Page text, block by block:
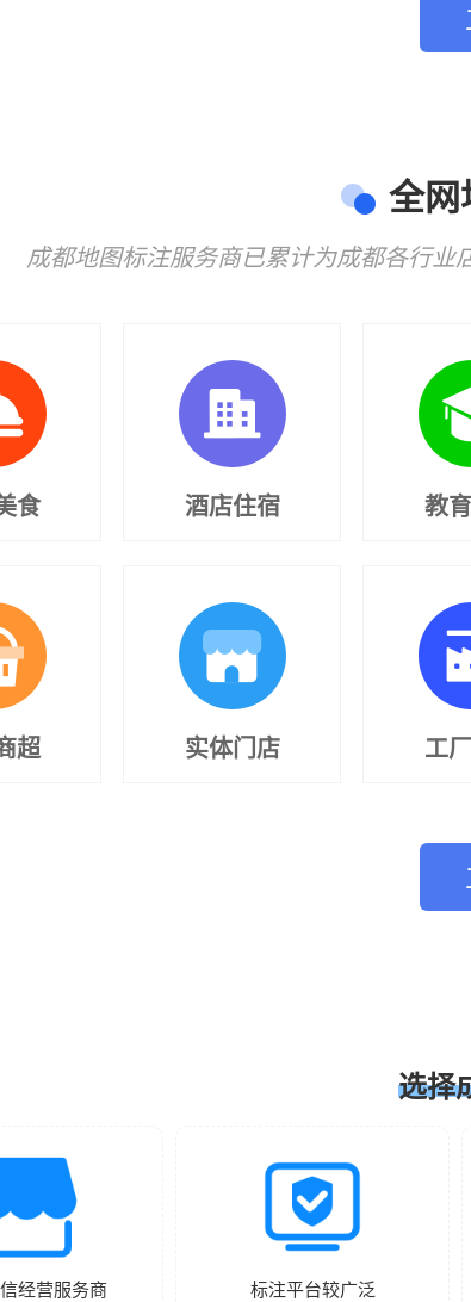
全网
成都地图标注服务商已累计为成都各行业
食 酒店住宿 教
超 实体门店 工
选择
经营服务商 标注平台较广泛